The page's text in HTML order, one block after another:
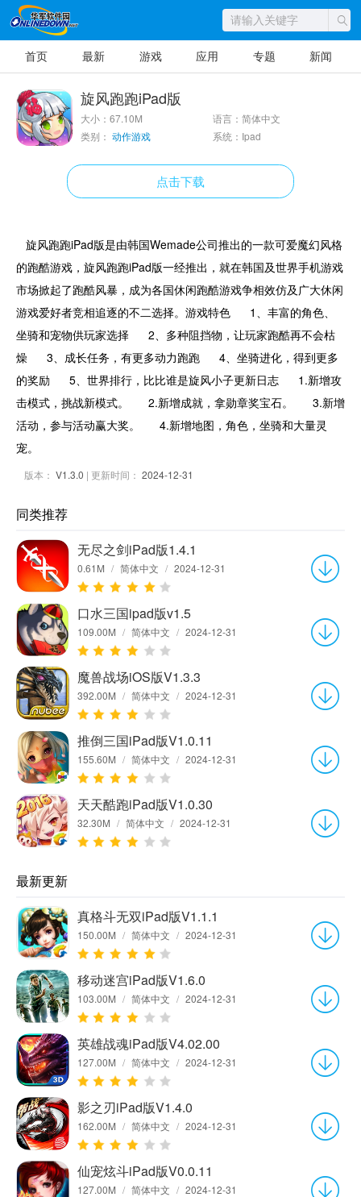
首页 最新 游戏 应用 专题 新闻
旋风跑跑iPad版
大小：67.10M
语言：简体中文
类别： 动作游戏 系统：Ipad
点击下载
旋风跑跑iPad版是由韩国Wemade公司推出的一款可爱魔幻风格
的跑酷游戏，旋风跑跑iPad版一经推出，就在韩国及世界手机游戏
市场掀起了跑酷风暴，成为各国休闲跑酷游戏争相效仿及广大休闲
游戏爱好者竞相追逐的不二选择。游戏特色 1、丰富的角色、
坐骑和宠物供玩家选择 2、多种阻挡物，让玩家跑酷再不会枯
燥 3、成长任务，有更多动力跑跑 4、坐骑进化，得到更多
的奖励 5、世界排行，比比谁是旋风小子更新日志 1.新增攻
击模式，挑战新模式。 2.新增成就，拿勋章奖宝石。 3.新增
活动，参与活动赢大奖。 4.新增地图，角色，坐骑和大量灵
宠。
版本： V1.3.0 | 更新时间： 2024-12-31
同类推荐
无尽之剑iPad版1.4.1
0.61M / 简体中文 / 2024-12-31
口水三国ipad版v1.5
109.00M / 简体中文 / 2024-12-31
魔兽战场iOS版V1.3.3
392.00M / 简体中文 / 2024-12-31
推倒三国iPad版V1.0.11
155.60M / 简体中文 / 2024-12-31
天天酷跑iPad版V1.0.30
32.30M / 简体中文 / 2024-12-31
最新更新
真格斗无双iPad版V1.1.1
150.00M / 简体中文 / 2024-12-31
移动迷宫iPad版V1.6.0
103.00M / 简体中文 / 2024-12-31
英雄战魂iPad版V4.02.00
127.00M / 简体中文 / 2024-12-31
影之刃iPad版V1.4.0
162.00M / 简体中文 / 2024-12-31
仙宠炫斗iPad版V0.0.11
127.00M / 简体中文 / 2024-12-31